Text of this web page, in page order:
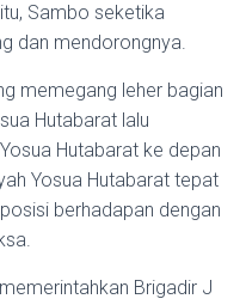
Sambo seketika
dan mendorongnya.
memegang leher bagian
Hutabarat lalu
Hutabarat ke depan
Yosua Hutabarat tepat
berhadapan dengan
Brigadir J